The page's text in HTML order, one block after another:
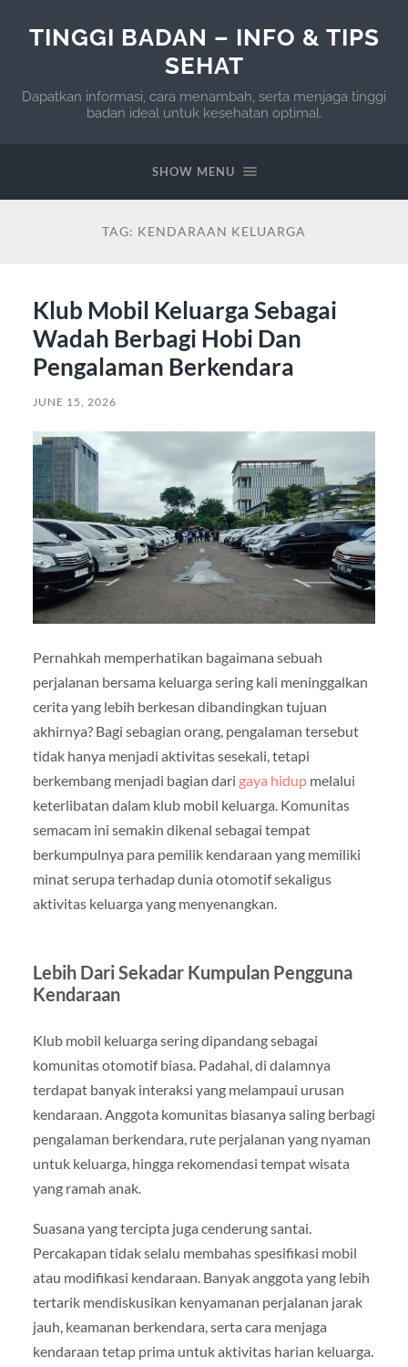
TINGGI BADAN – INFO & TIPS
SEHAT
Dapatkan informasi, cara menambah, serta menjaga tinggi
badan ideal untuk kesehatan optimal.
SHOW MENU
TAG: KENDARAAN KELUARGA
Klub Mobil Keluarga Sebagai
Wadah Berbagi Hobi Dan
Pengalaman Berkendara
JUNE 15, 2026
Pernahkah memperhatikan bagaimana sebuah
perjalanan bersama keluarga sering kali meninggalkan
cerita yang lebih berkesan dibandingkan tujuan
akhirnya? Bagi sebagian orang, pengalaman tersebut
tidak hanya menjadi aktivitas sesekali, tetapi
berkembang menjadi bagian dari gaya hidupmelalui
keterlibatan dalam klub mobil keluarga. Komunitas
semacam ini semakin dikenal sebagai tempat
berkumpulnya para pemilik kendaraan yang memiliki
minat serupa terhadap dunia otomotif sekaligus
aktivitas keluarga yang menyenangkan.
Lebih Dari Sekadar Kumpulan Pengguna
Kendaraan
Klub mobil keluarga sering dipandang sebagai
komunitas otomotif biasa. Padahal, di dalamnya
terdapat banyak interaksi yang melampaui urusan
kendaraan. Anggota komunitas biasanya saling berbagi
pengalaman berkendara, rute perjalanan yang nyaman
untuk keluarga, hingga rekomendasi tempat wisata
yang ramah anak.
Suasana yang tercipta juga cenderung santai.
Percakapan tidak selalu membahas spesifikasi mobil
atau modifikasi kendaraan. Banyak anggota yang lebih
tertarik mendiskusikan kenyamanan perjalanan jarak
jauh, keamanan berkendara, serta cara menjaga
kendaraan tetap prima untuk aktivitas harian keluarga.